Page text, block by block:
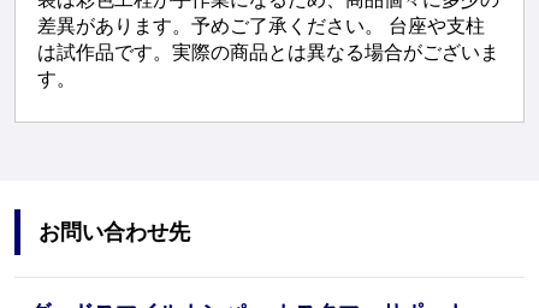
差異があります。予めご了承ください。 台座や支柱
は試作品です。実際の商品とは異なる場合がございま
す。
お問い合わせ先